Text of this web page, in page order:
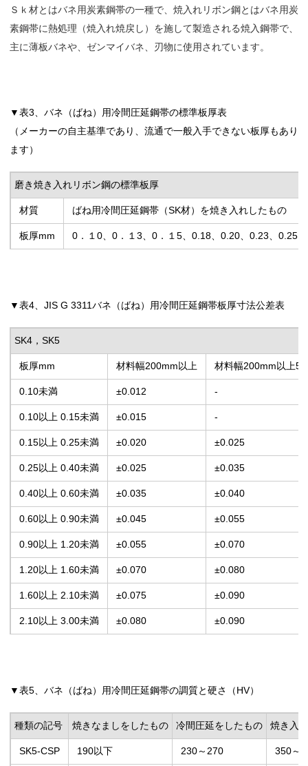
Ｓｋ材とはバネ用炭素鋼帯の一種で、焼入れリボン鋼とはバネ用炭
素鋼帯に熱処理（焼入れ焼戻し）を施して製造される焼入鋼帯で、
主に薄板バネや、ゼンマイバネ、刃物に使用されています。
▼表3、バネ（ばね）用冷間圧延鋼帯の標準板厚表
（メーカーの自主基準であり、流通で一般入手できない板厚もあり
ます）
磨き焼き入れリボン鋼の標準板厚
材質 ばね用冷間圧延鋼帯（SK材）を焼き入れしたもの
板厚mm 0．１0、0．１3、0．１5、0.18、0.20、0.23、0.25
▼表4、JIS G 3311バネ（ばね）用冷間圧延鋼帯板厚寸法公差表
SK4，SK5
板厚mm 材料幅200mm以上 材料幅200mm以上
0.10未満 ±0.012 -
0.10以上 0.15未満 ±0.015 -
0.15以上 0.25未満 ±0.020 ±0.025
0.25以上 0.40未満 ±0.025 ±0.035
0.40以上 0.60未満 ±0.035 ±0.040
0.60以上 0.90未満 ±0.045 ±0.055
0.90以上 1.20未満 ±0.055 ±0.070
1.20以上 1.60未満 ±0.070 ±0.080
1.60以上 2.10未満 ±0.075 ±0.090
2.10以上 3.00未満 ±0.080 ±0.090
▼表5、バネ（ばね）用冷間圧延鋼帯の調質と硬さ（HV）
種類の記号 焼きなましをしたもの 冷間圧延をしたもの 焼き入
SK5-CSP 190以下 230～270 350～